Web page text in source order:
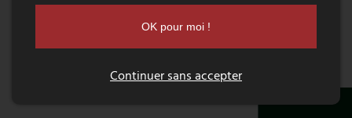
OK pour moi !
Continuer sans accepter